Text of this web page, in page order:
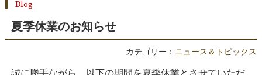
Blog
夏季休業のお知らせ
カテゴリー： ニュース＆トピックス